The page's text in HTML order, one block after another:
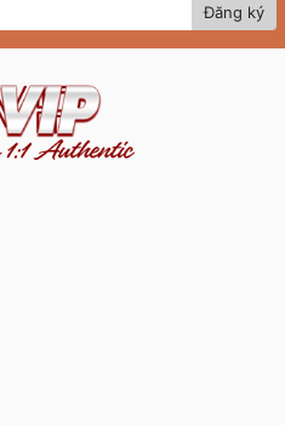
Đăng ký